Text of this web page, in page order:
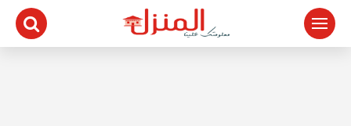
التجاوز
المحتوى